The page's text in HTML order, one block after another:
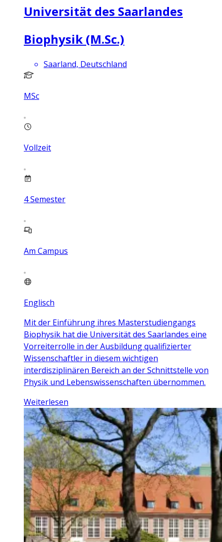
Universität des Saarlandes
Biophysik (M.Sc.)
Saarland, Deutschland
MSc
Vollzeit
4Semester
Am Campus
Englisch
Mit der Einführung ihres Masterstudiengangs
Biophysik hat die Universität des Saarlandes eine
Vorreiterrolle in der Ausbildung qualifizierter
Wissenschaftler in diesem wichtigen
interdisziplinären Bereich an der Schnittstelle von
Physik und Lebenswissenschaften übernommen.
Weiterlesen